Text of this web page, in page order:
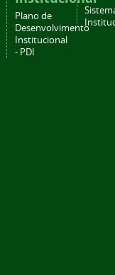
Plano de
Desenvolvimento
Institucional
- PDI